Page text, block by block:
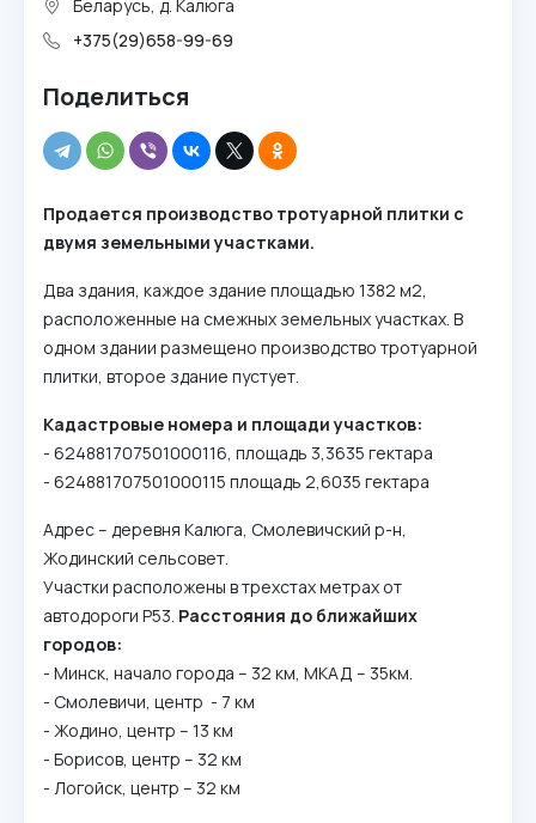
Беларусь, д. Калюга
+375(29)658-99-69
Поделиться
Продается производство тротуарной плитки с
двумя земельными участками.
Два здания, каждое здание площадью 1382 м2,
расположенные на смежных земельных участках. В
одном здании размещено производство тротуарной
плитки, второе здание пустует.
Кадастровые номера и площади участков:
- 624881707501000116, площадь 3,3635 гектара
- 624881707501000115 площадь 2,6035 гектара
Адрес – деревня Калюга, Смолевичский р-н,
Жодинский сельсовет.
Участки расположены в трехстах метрах от
автодороги Р53. Расстояния до ближайших
городов:
- Минск, начало города – 32 км, МКАД – 35км.
- Смолевичи, центр - 7 км
- Жодино, центр – 13 км
- Борисов, центр – 32 км
- Логойск, центр – 32 км